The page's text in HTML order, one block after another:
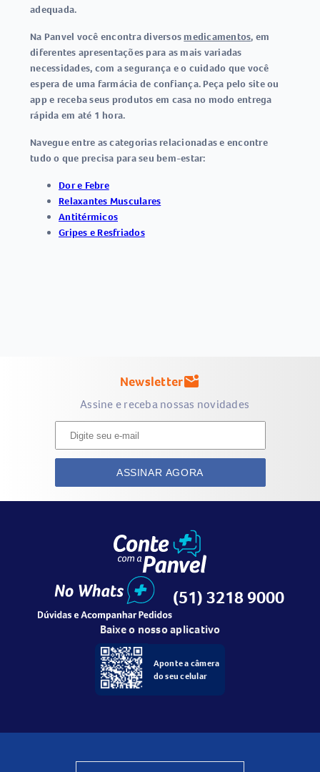
adequada.
Na Panvel você encontra diversos medicamentos, em
diferentes apresentações para as mais variadas
necessidades, com a segurança e o cuidado que você
espera de uma farmácia de confiança. Peça pelo site ou
app e receba seus produtos em casa no modo entrega
rápida em até 1 hora.
Navegue entre as categorias relacionadas e encontre
tudo o que precisa para seu bem-estar:
Dor e Febre
Relaxantes Musculares
Antitérmicos
Gripes e Resfriados
Newslettermark_email_unread
Assine e receba nossas novidades
ASSINAR AGORA
(51) 3218 9000
Baixe o nosso aplicativo
Aponte a câmera
do seu celular